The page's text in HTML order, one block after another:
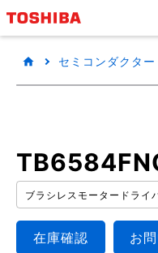
セミコンダクター
ブラシレスモータードライ
在庫確認 お